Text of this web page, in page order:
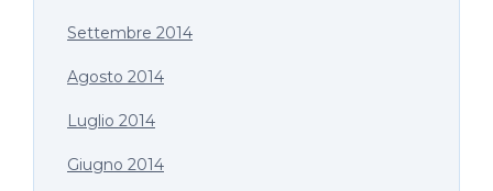
Settembre 2014
Agosto 2014
Luglio 2014
Giugno 2014